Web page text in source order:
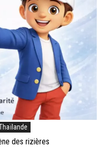
des rizières